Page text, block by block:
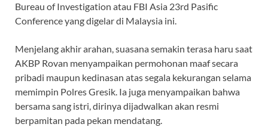
Bureau of Investigation atau FBI Asia 23rd Pasific
Conference yang digelar di Malaysia ini.
Menjelang akhir arahan, suasana semakin terasa haru saat
AKBP Rovan menyampaikan permohonan maaf secara
pribadi maupun kedinasan atas segala kekurangan selama
memimpin Polres Gresik. Ia juga menyampaikan bahwa
bersama sang istri, dirinya dijadwalkan akan resmi
berpamitan pada pekan mendatang.